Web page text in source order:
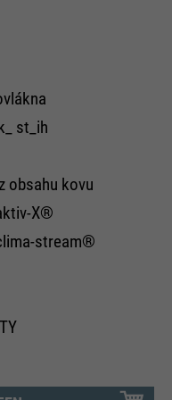
Website, Sie
somit Ihre
(sog. "hash-
des Nutzers.
st_ih
obsahu kovu
X®
stream®